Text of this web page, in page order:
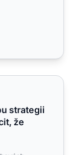
celou
strategii
že